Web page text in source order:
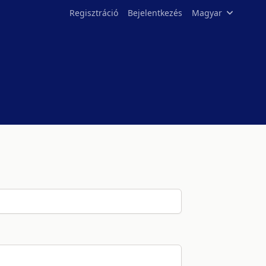
Regisztráció Bejelentkezés Magyar